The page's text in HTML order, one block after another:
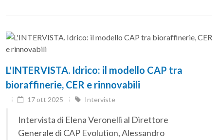
L'INTERVISTA. Idrico: il modello CAP tra
bioraffinerie, CER e rinnovabili
17 ott 2025 Interviste
Intervista di Elena Veronelli al Direttore
Generale di CAP Evolution, Alessandro